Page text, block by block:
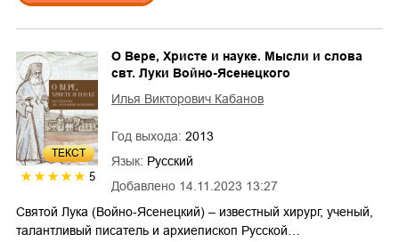
ТЕКСТ
5
Добавлено 14.11.2023 13:27
О Вере, Христе и науке. Мысли и слова
свт. Луки Войно-Ясенецкого
Илья Викторович Кабанов
Год выхода: 2013
Язык: Русский
Святой Лука (Войно-Ясенецкий) – известный хирург, ученый,
талантливый писатель и архиепископ Русской…